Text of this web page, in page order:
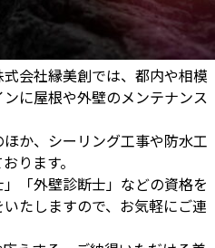
会社縁美創では、都内や相模
に屋根や外壁のメンテナンス
か、シーリング工事や防水工
ります。
「外壁診断士」などの資格を
たしますので、お気軽にご連